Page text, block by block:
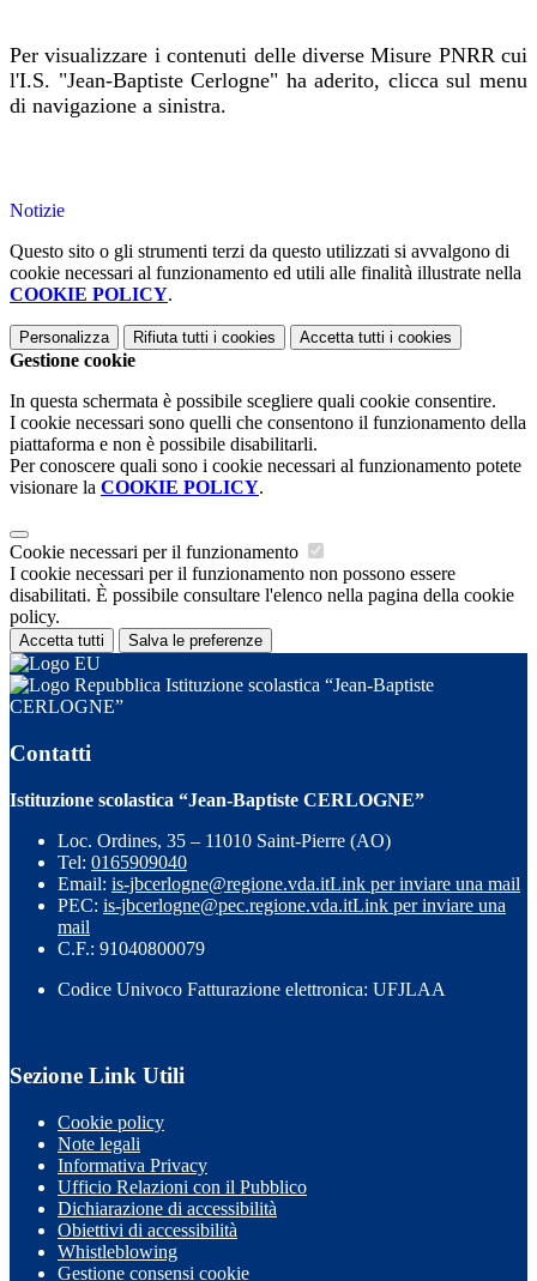
Per visualizzare i contenuti delle diverse Misure PNRR cui
l'I.S. "Jean-Baptiste Cerlogne" ha aderito, clicca sul menu
di navigazione a sinistra.
Notizie
Questo sito o gli strumenti terzi da questo utilizzati si avvalgono di
cookie necessari al funzionamento ed utili alle finalità illustrate nella
COOKIE POLICY.
Personalizza Rifiuta tutti i cookies Accetta tutti i cookies
Gestione cookie
In questa schermata è possibile scegliere quali cookie consentire.
I cookie necessari sono quelli che consentono il funzionamento della
piattaforma e non è possibile disabilitarli.
Per conoscere quali sono i cookie necessari al funzionamento potete
visionare la COOKIE POLICY.
Cookie necessari per il funzionamento
I cookie necessari per il funzionamento non possono essere
disabilitati. È possibile consultare l'elenco nella pagina della cookie
policy.
Accetta tutti Salva le preferenze
Istituzione scolastica “Jean-Baptiste
CERLOGNE”
Contatti
Istituzione scolastica “Jean-Baptiste CERLOGNE”
Loc. Ordines, 35 – 11010 Saint-Pierre (AO)
Tel: 0165909040
Email: is-jbcerlogne@regione.vda.itLink per inviare una mail
PEC: is-jbcerlogne@pec.regione.vda.itLink per inviare una
mail
C.F.: 91040800079
Codice Univoco Fatturazione elettronica: UFJLAA
Sezione Link Utili
Cookie policy
Note legali
Informativa Privacy
Ufficio Relazioni con il Pubblico
Dichiarazione di accessibilità
Obiettivi di accessibilità
Whistleblowing
Gestione consensi cookie